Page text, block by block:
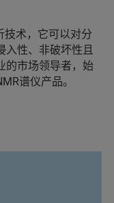
技术，它可以对分
入性、非破坏性且
的市场领导者，始
谱仪产品。